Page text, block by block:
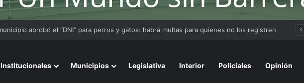
Institucionales Municipios Legislativa Interior Policiales Opinión